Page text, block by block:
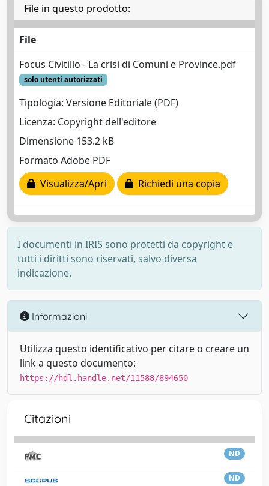
File in questo prodotto:
File
Focus Civitillo - La crisi di Comuni e Province.pdf
solo utenti autorizzati
Tipologia: Versione Editoriale (PDF)
Licenza: Copyright dell'editore
Dimensione 153.2 kB
Formato Adobe PDF
Visualizza/Apri
Richiedi una copia
I documenti in IRIS sono protetti da copyright e
tutti i diritti sono riservati, salvo diversa
indicazione.
Informazioni
Utilizza questo identificativo per citare o creare un
link a questo documento:
https://hdl.handle.net/11588/894650
Citazioni
ND
ND